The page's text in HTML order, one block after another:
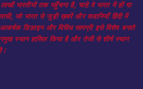
भारतीयों तक पहुँचना है, चाहे वे भारत में हों या
जो भारत से जुड़ी ख़बरें और कहानियाँ हिंदी में
डिज़ाइन और विविध सामग्री इसे विशेष बनाते
स्थान हासिल किया है और तेजी से शीर्ष स्थान